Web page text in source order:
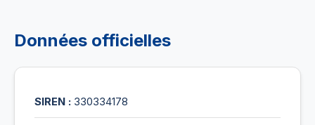
Données officielles
SIREN : 330334178